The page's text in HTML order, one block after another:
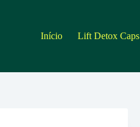
Início Lift Detox Caps